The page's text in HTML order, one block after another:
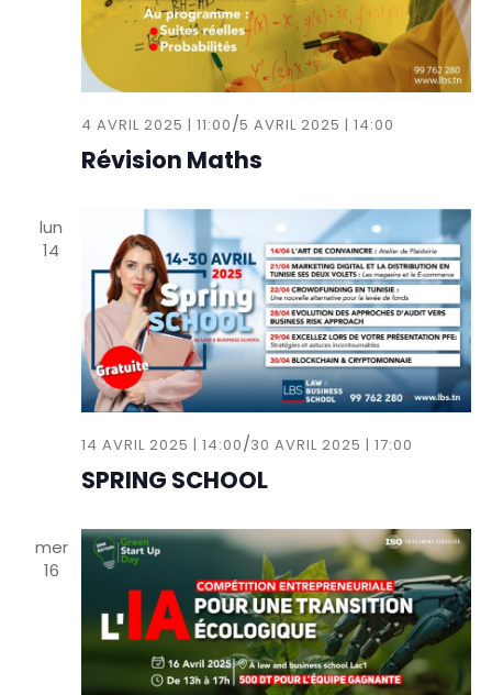
4 AVRIL 2025 | 11:00/5 AVRIL 2025 | 14:00
Révision Maths
lun
14
14 AVRIL 2025 | 14:00/30 AVRIL 2025 | 17:00
SPRING SCHOOL
mer
16